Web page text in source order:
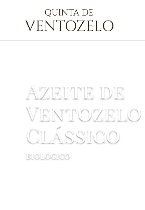
Azeite de
Ventozelo
Clássico
BIOLÓGICO